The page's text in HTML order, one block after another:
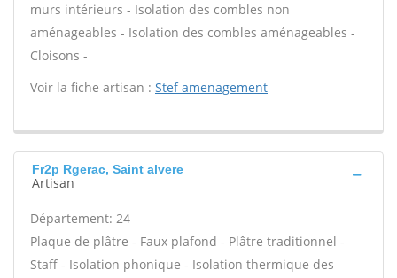
murs intérieurs - Isolation des combles non
aménageables - Isolation des combles aménageables -
Cloisons -
Voir la fiche artisan : Stef amenagement
Fr2p Rgerac, Saint alvere
Artisan
Département: 24
Plaque de plâtre - Faux plafond - Plâtre traditionnel -
Staff - Isolation phonique - Isolation thermique des